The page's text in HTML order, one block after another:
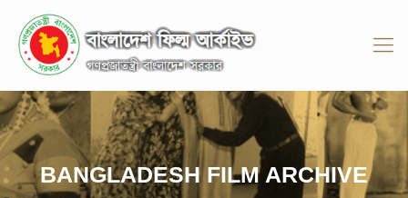
BANGLADESH FILM ARCHIVE